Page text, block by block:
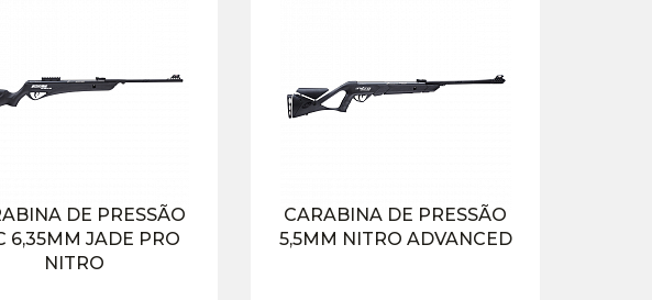
DE PRESSÃO
6,35MM JADE PRO
NITRO
CARABINA DE PRESSÃO
5,5MM NITRO ADVANCED